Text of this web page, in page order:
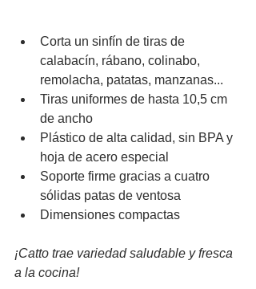
Corta un sinfín de tiras de
calabacín, rábano, colinabo,
remolacha, patatas, manzanas...
Tiras uniformes de hasta 10,5 cm
de ancho
Plástico de alta calidad, sin BPA y
hoja de acero especial
Soporte firme gracias a cuatro
sólidas patas de ventosa
Dimensiones compactas
¡Catto trae variedad saludable y fresca
a la cocina!